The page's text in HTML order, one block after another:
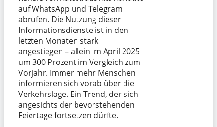
auf WhatsApp und Telegram
abrufen. Die Nutzung dieser
Informationsdienste ist in den
letzten Monaten stark
angestiegen – allein im April 2025
um 300 Prozent im Vergleich zum
Vorjahr. Immer mehr Menschen
informieren sich vorab über die
Verkehrslage. Ein Trend, der sich
angesichts der bevorstehenden
Feiertage fortsetzen dürfte.